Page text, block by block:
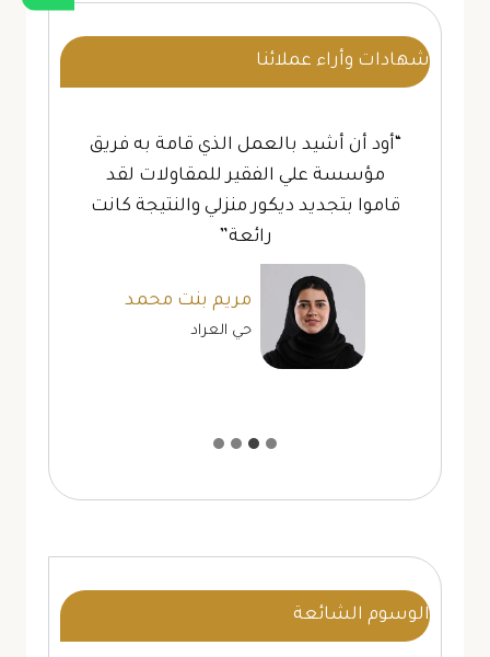
شهادات وأراء عملائنا
“أود أن أشيد بالعمل الذي قامة به فريق
مؤسسة علي الفقير للمقاولات لقد
قاموا بتجديد ديكور منزلي والنتيجة كانت
رائعة”
مريم بنت محمد
حي العراد
الوسوم الشائعة